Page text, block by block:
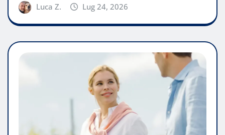
Luca Z. Lug 24, 2026